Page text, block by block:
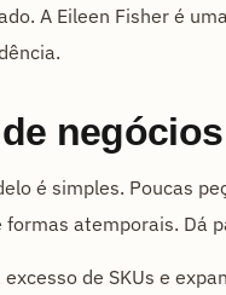
A Eileen Fisher é
é simples. Poucas
formas atemporais. Dá
de SKUs e